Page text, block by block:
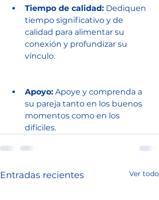
Tiempo de calidad: Dediquen
tiempo significativo y de
calidad para alimentar su
conexión y profundizar su
vínculo.
Apoyo: Apoye y comprenda a
su pareja tanto en los buenos
momentos como en los
difíciles.
Entradas recientes Ver todo